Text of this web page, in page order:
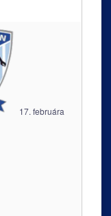
17. februára